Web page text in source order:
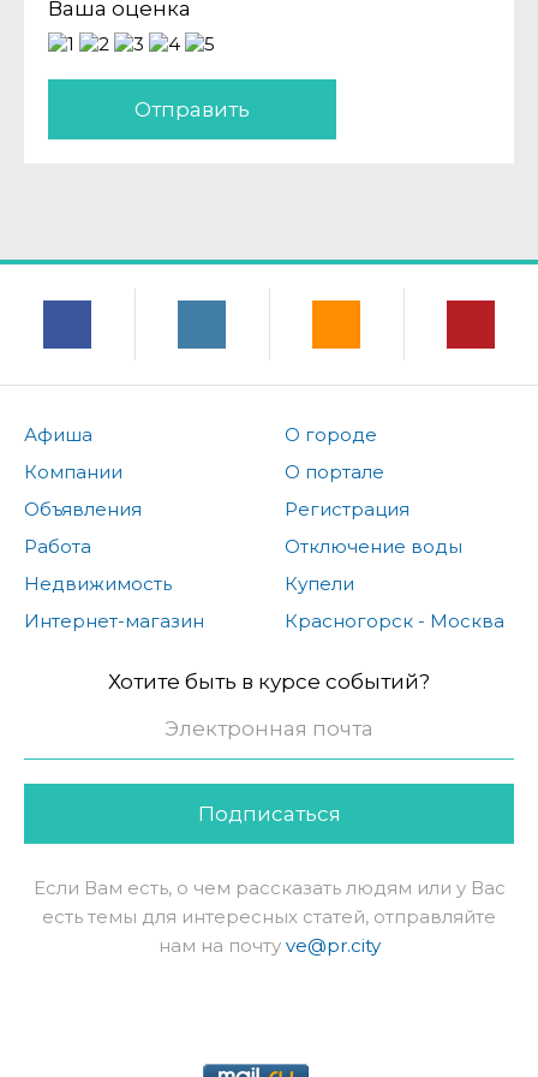
Ваша оценка
Отправить
Афиша
Компании
Объявления
Работа
Недвижимость
Интернет-магазин
О городе
О портале
Регистрация
Отключение воды
Купели
Красногорск - Москва
Хотите быть в курсе событий?
Подписаться
Если Вам есть, о чем рассказать людям или у Вас
есть темы для интересных статей, отправляйте
нам на почту ve@pr.city